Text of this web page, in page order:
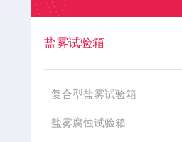
盐雾试验箱
复合型盐雾试验箱
盐雾腐蚀试验箱